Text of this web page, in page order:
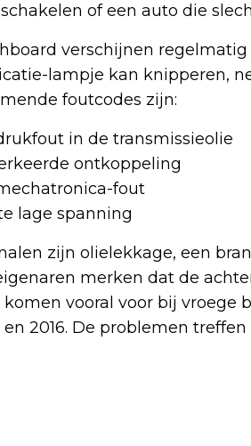
of een auto die
verschijnen
lampje kan knipperen,
foutcodes zijn:
in de transmissieolie
ontkoppeling
fout
lage spanning
zijn olielekkage, een
merken dat de
vooral voor bij vroege
en 2016. De problemen